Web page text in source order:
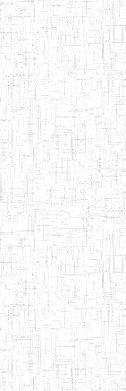
Type Nature
ENIEG Public
ENIEG Public
ENIEG Public